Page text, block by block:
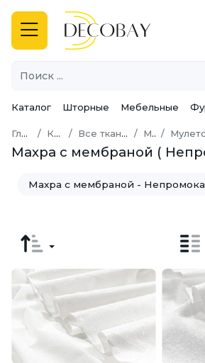
Каталог Шторные Мебельные
Главная Каталог Все ткани для шитья Махра Мулетон,
Махра с мембраной (
Махра с мембраной -